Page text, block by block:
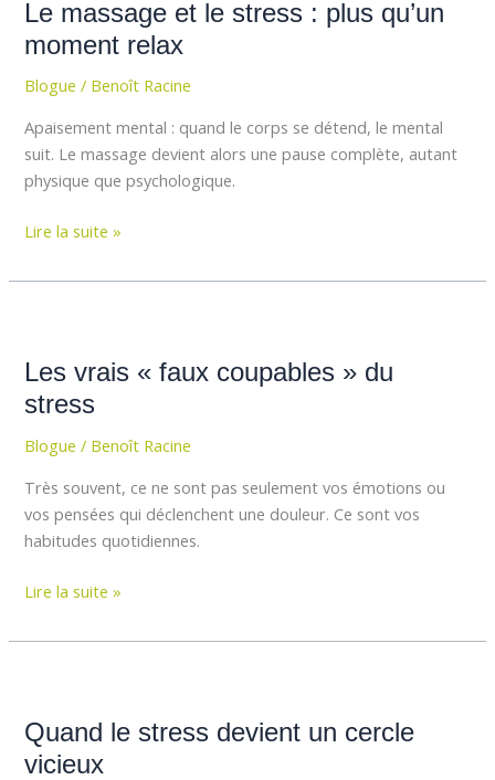
Le massage et le stress : plus qu’un
moment relax
Blogue / Benoît Racine
Apaisement mental : quand le corps se détend, le mental
suit. Le massage devient alors une pause complète, autant
physique que psychologique.
le
:
plus
qu’un
moment
relax
Lire la suite »
Les vrais « faux coupables » du
stress
Blogue / Benoît Racine
Très souvent, ce ne sont pas seulement vos émotions ou
vos pensées qui déclenchent une douleur. Ce sont vos
habitudes quotidiennes.
faux
»
du
Lire la suite »
Quand le stress devient un cercle
vicieux
stress
devient